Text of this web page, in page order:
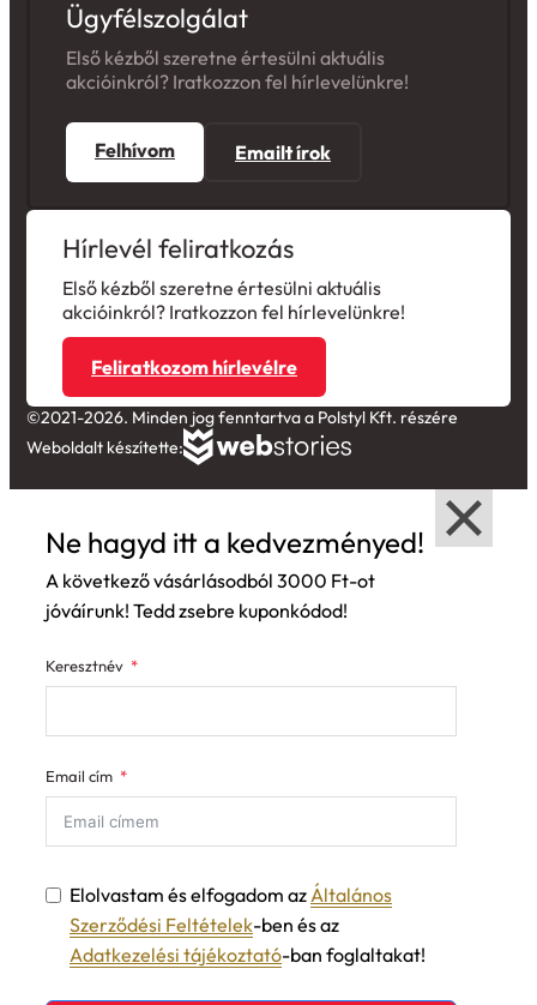
Ügyfélszolgálat
Első kézből szeretne értesülni aktuális
akcióinkról? Iratkozzon fel hírlevelünkre!
Felhívom Emailt írok
Hírlevél feliratkozás
Első kézből szeretne értesülni aktuális
akcióinkról? Iratkozzon fel hírlevelünkre!
Feliratkozom hírlevélre
©2021-2026. Minden jog fenntartva a Polstyl Kft. részére
Weboldalt készítette:
Ne hagyd itt a kedvezményed!
A következő vásárlásodból 3000 Ft-ot
jóváírunk! Tedd zsebre kuponkódod!
Keresztnév
Email cím
Elolvastam és elfogadom azÁltalános
Szerződési Feltételek-ben és az
Adatkezelési tájékoztató-ban foglaltakat!